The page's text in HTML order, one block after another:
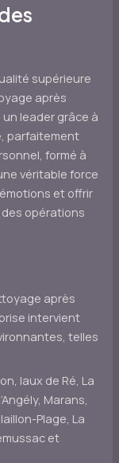
supérieure
après
leader grâce à
parfaitement
formé à
véritable force
et offrir
opérations
après
intervient
telles
Iaux de Ré, La
Marans,
Plage, La
et